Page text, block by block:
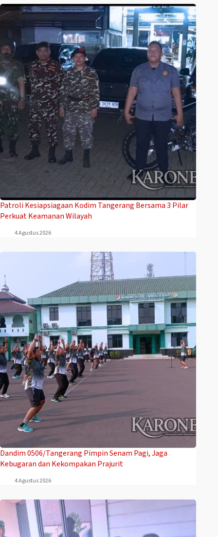
Patroli Kesiapsiagaan Kodim Tangerang Bersama 3 Pilar
Perkuat Keamanan Wilayah
4 Agustus 2026
Dandim 0506/Tangerang Pimpin Senam Pagi, Jaga
Kebugaran dan Kekompakan Prajurit
4 Agustus 2026